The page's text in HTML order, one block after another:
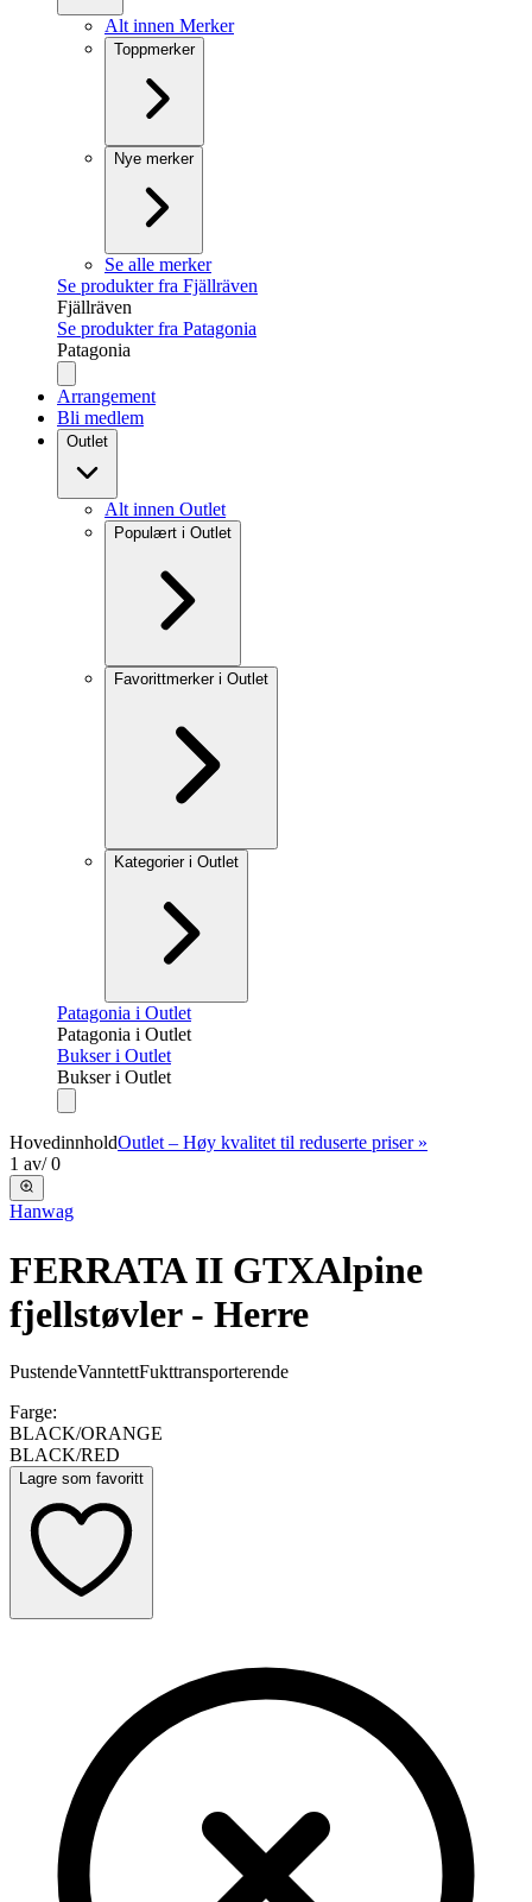
Alt innen Merker
Toppmerker
Nye merker
Se alle merker
Se produkter fra Fjällräven
Fjällräven
Se produkter fra Patagonia
Patagonia
Arrangement
Bli medlem
Outlet
Alt innen Outlet
Populært i Outlet
Favorittmerker i Outlet
Kategorier i Outlet
Patagonia i Outlet
Patagonia i Outlet
Bukser i Outlet
Bukser i Outlet
HovedinnholdOutlet – Høy kvalitet til reduserte priser »
1 av/ 0
Hanwag
FERRATA II GTXAlpine
fjellstøvler - Herre
PustendeVanntettFukttransporterende
Farge:
BLACK/ORANGE
BLACK/RED
Lagre som favoritt